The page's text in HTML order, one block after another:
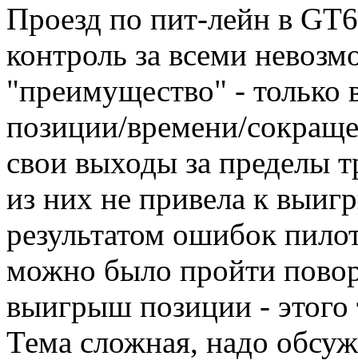
Проезд по пит-лейн в
контроль за всеми
"преимущество" -
позиции/времени/
свои выходы за пределы
из них не привела к
результатом ошибок
можно было пройти
выигрыш позиции - этого
Тема сложная, надо